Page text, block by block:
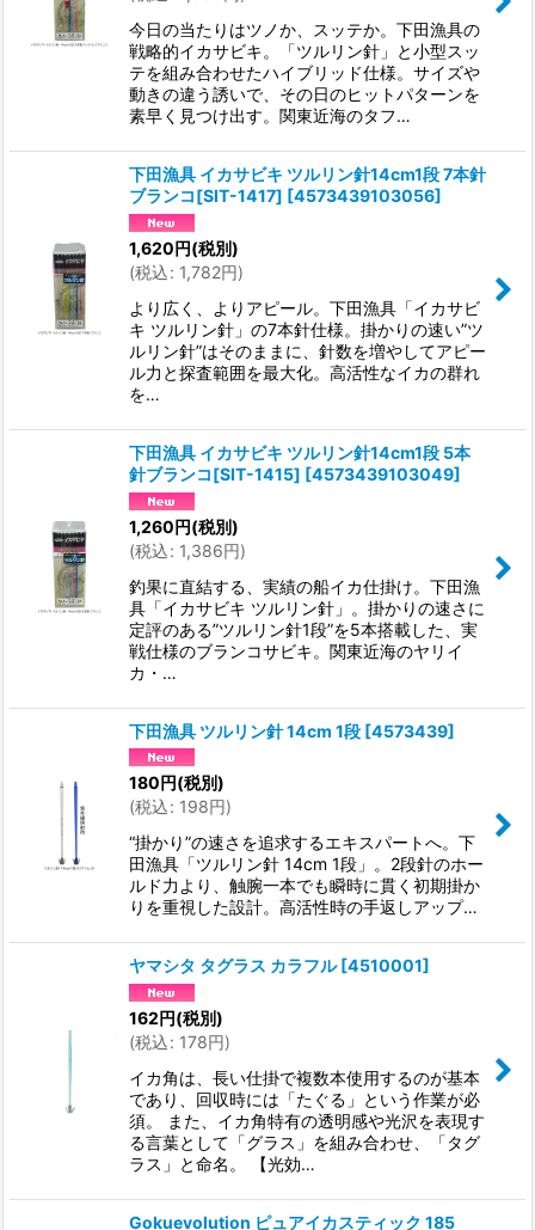
今日の当たりはツノか、スッテか。下田漁具の
戦略的イカサビキ。「ツルリン針」と小型スッ
テを組み合わせたハイブリッド仕様。サイズや
動きの違う誘いで、その日のヒットパターンを
素早く見つけ出す。関東近海のタフ…
下田漁具 イカサビキ ツルリン針14cm1段 7本針
ブランコ[SIT-1417] [4573439103056]
1,620円(税別)
(税込: 1,782円)
より広く、よりアピール。下田漁具「イカサビ
キ ツルリン針」の7本針仕様。掛かりの速い”ツ
ルリン針”はそのままに、針数を増やしてアピー
ル力と探査範囲を最大化。高活性なイカの群れ
を…
下田漁具 イカサビキ ツルリン針14cm1段 5本
針ブランコ[SIT-1415] [4573439103049]
1,260円(税別)
(税込: 1,386円)
釣果に直結する、実績の船イカ仕掛け。下田漁
具「イカサビキ ツルリン針」。掛かりの速さに
定評のある”ツルリン針1段”を5本搭載した、実
戦仕様のブランコサビキ。関東近海のヤリイ
カ・…
下田漁具 ツルリン針 14cm 1段 [4573439]
180円(税別)
(税込: 198円)
“掛かり”の速さを追求するエキスパートへ。下
田漁具「ツルリン針 14cm 1段」。2段針のホー
ルド力より、触腕一本でも瞬時に貫く初期掛か
りを重視した設計。高活性時の手返しアップ…
ヤマシタ タグラス カラフル [4510001]
162円(税別)
(税込: 178円)
イカ角は、長い仕掛で複数本使用するのが基本
であり、回収時には「たぐる」という作業が必
須。 また、イカ角特有の透明感や光沢を表現す
る言葉として「グラス」を組み合わせ、「タグ
ラス」と命名。 【光効…
Gokuevolution ピュアイカスティック 185